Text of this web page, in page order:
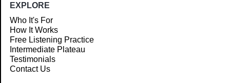
EXPLORE
Who It's For
How It Works
Free Listening Practice
Intermediate Plateau
Testimonials
Contact Us